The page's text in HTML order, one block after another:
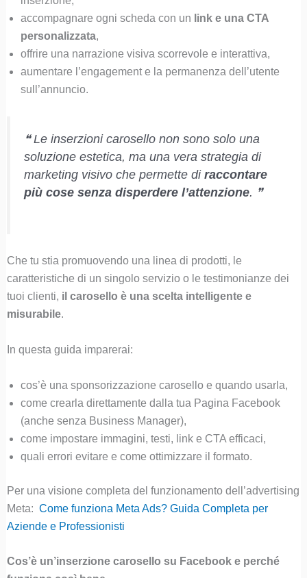
accompagnare ogni scheda con un link e una CTA
personalizzata,
offrire una narrazione visiva scorrevole e interattiva,
aumentare l’engagement e la permanenza dell’utente
sull’annuncio.
❝ Le inserzioni carosello non sono solo una
soluzione estetica, ma una vera strategia di
marketing visivo che permette di raccontare
più cose senza disperdere l’attenzione. ❞
Che tu stia promuovendo una linea di prodotti, le
caratteristiche di un singolo servizio o le testimonianze dei
tuoi clienti, il carosello è una scelta intelligente e
misurabile.
In questa guida imparerai:
cos’è una sponsorizzazione carosello e quando usarla,
come crearla direttamente dalla tua Pagina Facebook
(anche senza Business Manager),
come impostare immagini, testi, link e CTA efficaci,
quali errori evitare e come ottimizzare il formato.
Per una visione completa del funzionamento dell’advertising
Meta: Come funziona Meta Ads? Guida Completa per
Aziende e Professionisti
Cos’è un’inserzione carosello su Facebook e perché